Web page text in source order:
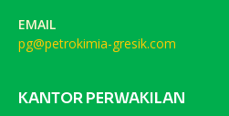
EMAIL
pg@petrokimia-gresik.com
KANTOR PERWAKILAN